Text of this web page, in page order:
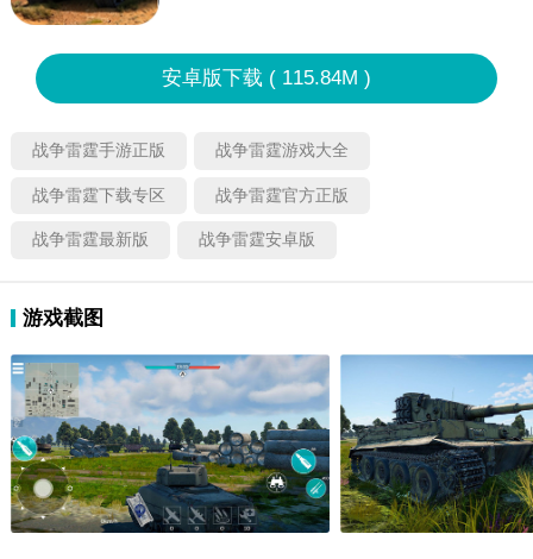
安卓版下载 ( 115.84M )
战争雷霆手游正版 战争雷霆游戏大全
战争雷霆下载专区 战争雷霆官方正版
战争雷霆最新版 战争雷霆安卓版
游戏截图